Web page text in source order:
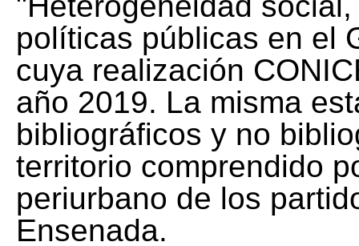
políticas públicas en el
cuya realización
año 2019. La misma
bibliográficos y no
territorio comprendido
periurbano de los
Ensenada.